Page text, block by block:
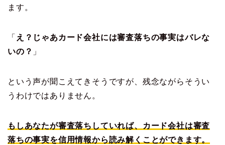
ます。
「 え？じゃあカード会社には審査落ちの事実はバレな
いの？ 」
という声が聞こえてきそうですが、残念ながらそうい
うわけではありません。
もしあなたが審査落ちしていれば、カード会社は審査
落ちの事実を信用情報から読み解くことができます。